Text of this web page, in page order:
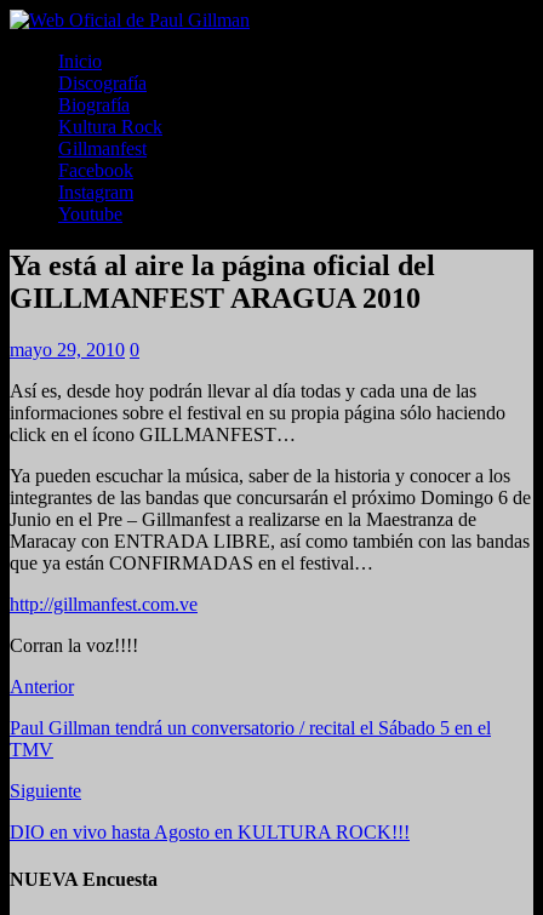
Inicio
Discografía
Biografía
Kultura Rock
Gillmanfest
Facebook
Instagram
Youtube
Ya está al aire la página oficial del
GILLMANFEST ARAGUA 2010
mayo 29, 2010 0
Así es, desde hoy podrán llevar al día todas y cada una de las
informaciones sobre el festival en su propia página sólo haciendo
click en el ícono GILLMANFEST…
Ya pueden escuchar la música, saber de la historia y conocer a los
integrantes de las bandas que concursarán el próximo Domingo 6 de
Junio en el Pre – Gillmanfest a realizarse en la Maestranza de
Maracay con ENTRADA LIBRE, así como también con las bandas
que ya están CONFIRMADAS en el festival…
http://gillmanfest.com.ve
Corran la voz!!!!
Anterior
Paul Gillman tendrá un conversatorio / recital el Sábado 5 en el
TMV
Siguiente
DIO en vivo hasta Agosto en KULTURA ROCK!!!
NUEVA Encuesta